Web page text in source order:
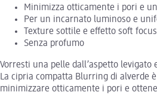
Minimizza otticamente i pori e
Per un incarnato luminoso e
Texture sottile e effetto soft focus
Senza profumo
Vorresti una pelle dall’aspetto
La cipria compatta Blurring di alverde
minimizzare otticamente i pori e